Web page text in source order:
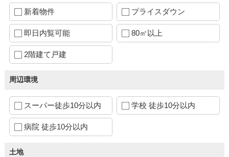
新着物件 プライスダウン
即日内覧可能 80㎡以上
2階建て戸建
周辺環境
スーパー徒歩10分以内 学校 徒歩10分以内
病院 徒歩10分以内
土地